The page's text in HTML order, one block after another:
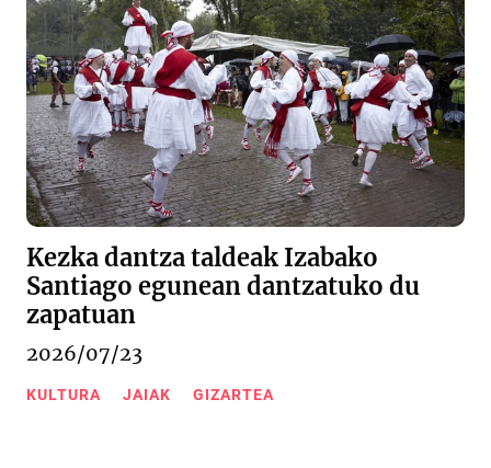
Kezka dantza taldeak Izabako
Santiago egunean dantzatuko du
zapatuan
2026/07/23
KULTURA JAIAK GIZARTEA